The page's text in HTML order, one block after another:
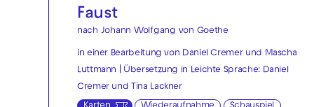
Faust
nach Johann Wolfgang von Goethe
in einer Bearbeitung von Daniel Cremer und Mascha
Luttmann | Übersetzung in Leichte Sprache: Daniel
Cremer und Tina Lackner